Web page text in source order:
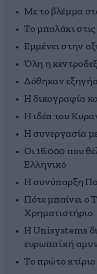
Με το βλέμμα
Το μπαλάκι
Εμμένει στην
Όλη η
Δόθηκαν
Η δικογραφία
Η ιδέα του
Η συνεργασία
Οι 16.000 που
Ελληνικό
Η συνύπαρξη
Πότε μπαίνει ο
Χρηματιστήριο
Η Unisystems
ευρωπαϊκή
Το πρώτο